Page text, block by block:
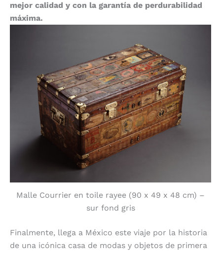
mejor calidad y con la garantía de perdurabilidad
máxima.
Malle Courrier en toile rayee (90 x 49 x 48 cm) –
sur fond gris
Finalmente, llega a México este viaje por la historia
de una icónica casa de modas y objetos de primera